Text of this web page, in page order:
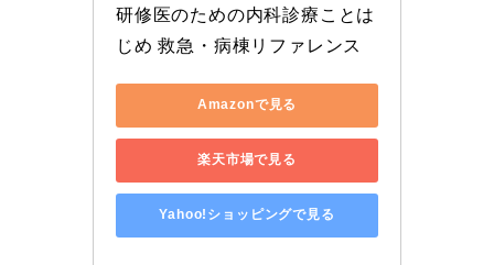
研修医のための内科診療ことは
じめ 救急・病棟リファレンス
Amazonで見る
楽天市場で見る
Yahoo!ショッピングで見る